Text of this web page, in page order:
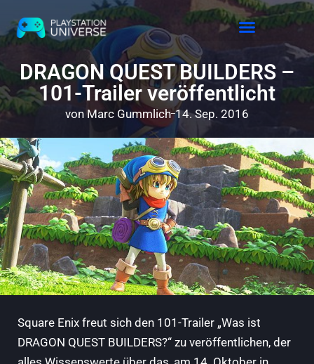
DRAGON QUEST BUILDERS –
101-Trailer veröffentlicht
vonMarc Gummlich 14. Sep. 2016
Square Enix freut sich den 101-Trailer „Was ist
DRAGON QUEST BUILDERS?“ zu veröffentlichen, der